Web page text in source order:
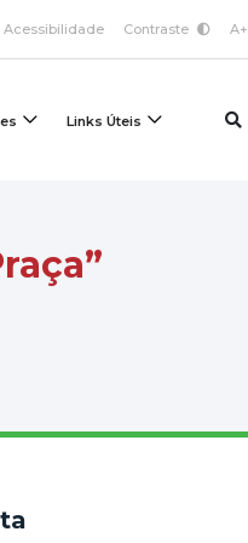
Acessibilidade Contraste A+
Links Úteis